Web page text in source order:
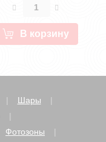
В корзину
Шары
Фотозоны